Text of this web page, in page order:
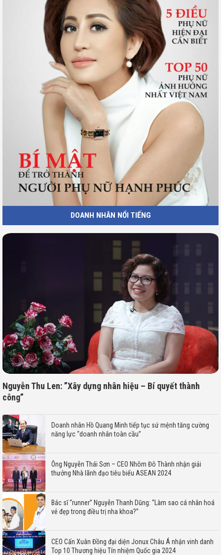
DOANH NHÂN NỔI TIẾNG
Nguyễn Thu Len: ”Xây dựng nhân hiệu – Bí quyết thành
công”
Doanh nhân Hồ Quang Minh tiếp tục sứ mệnh tăng cường
năng lực “doanh nhân toàn cầu”
Ông Nguyễn Thái Sơn – CEO Nhôm Đô Thành nhận giải
thưởng Nhà lãnh đạo tiêu biểu ASEAN 2024
Bác sĩ “runner” Nguyễn Thanh Dũng: “Làm sao cá nhân hoá
vẻ đẹp trong điều trị nha khoa?”
CEO Cấn Xuân Đồng đại diện Jonux Châu Á nhận vinh danh
Top 10 Thương hiệu Tín nhiệm Quốc gia 2024